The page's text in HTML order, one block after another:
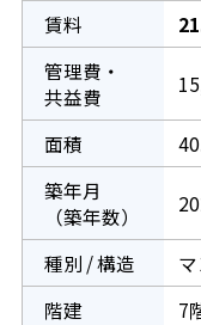
賃料
管理費・
共益費
面積
築年月
（築年数）
種別 / 構造
階建
7